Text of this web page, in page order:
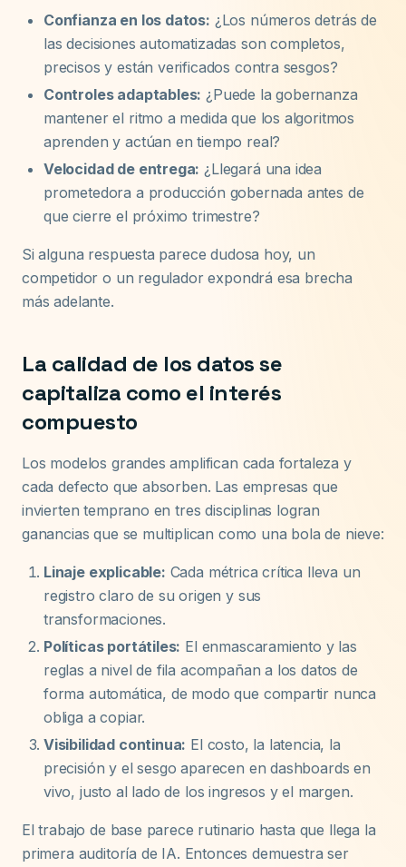
Confianza en los datos: ¿Los números detrás de
las decisiones automatizadas son completos,
precisos y están verificados contra sesgos?
Controles adaptables: ¿Puede la gobernanza
mantener el ritmo a medida que los algoritmos
aprenden y actúan en tiempo real?
Velocidad de entrega: ¿Llegará una idea
prometedora a producción gobernada antes de
que cierre el próximo trimestre?
Si alguna respuesta parece dudosa hoy, un
competidor o un regulador expondrá esa brecha
más adelante.
La calidad de los datos se
capitaliza como el interés
compuesto
Los modelos grandes amplifican cada fortaleza y
cada defecto que absorben. Las empresas que
invierten temprano en tres disciplinas logran
ganancias que se multiplican como una bola de nieve:
Linaje explicable: Cada métrica crítica lleva un
registro claro de su origen y sus
transformaciones.
Políticas portátiles: El enmascaramiento y las
reglas a nivel de fila acompañan a los datos de
forma automática, de modo que compartir nunca
obliga a copiar.
Visibilidad continua: El costo, la latencia, la
precisión y el sesgo aparecen en dashboards en
vivo, justo al lado de los ingresos y el margen.
El trabajo de base parece rutinario hasta que llega la
primera auditoría de IA. Entonces demuestra ser